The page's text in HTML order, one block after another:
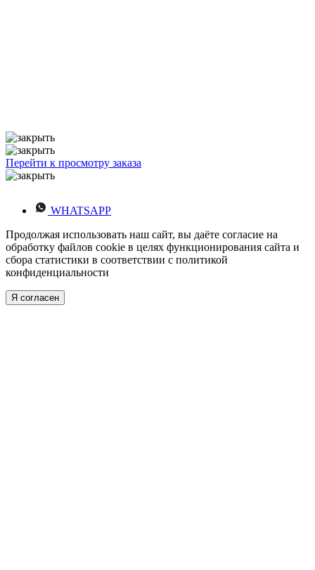
Перейти к просмотру заказа
WHATSAPP
Продолжая использовать наш сайт, вы даёте согласие на
обработку файлов cookie в целях функционирования сайта и
сбора статистики в соответствии с политикой
конфиденциальности
Я согласен